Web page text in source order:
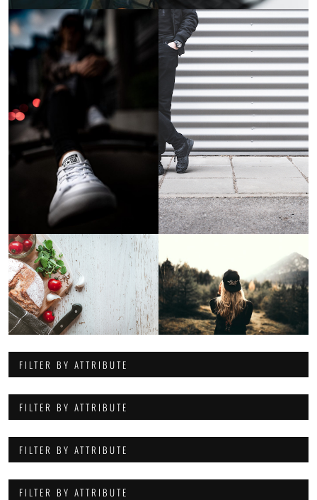
FILTER BY ATTRIBUTE
FILTER BY ATTRIBUTE
FILTER BY ATTRIBUTE
FILTER BY ATTRIBUTE